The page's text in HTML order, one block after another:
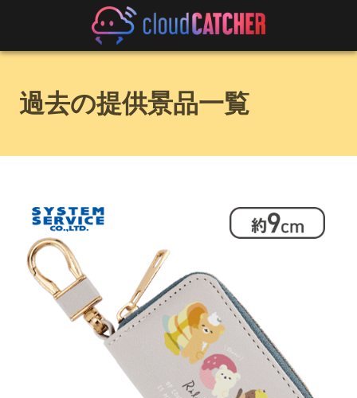
過去の提供景品一覧